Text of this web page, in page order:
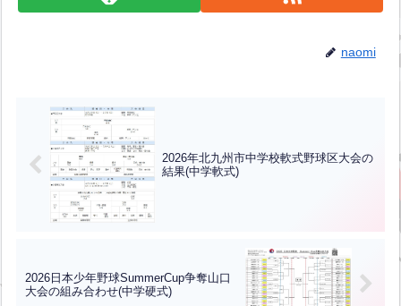
naomi
2026年北九州市中学校軟式野球区大会の
結果(中学軟式)
2026日本少年野球SummerCup争奪山口
大会の組み合わせ(中学硬式)